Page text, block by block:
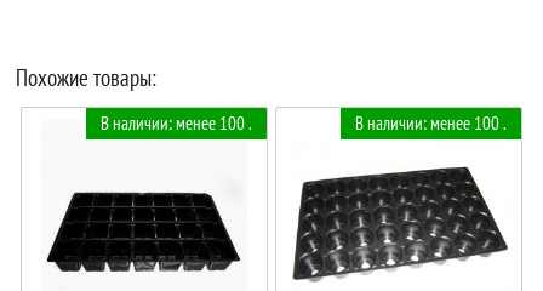
Похожие товары:
В наличии: менее 100 . В наличии: менее 100 .